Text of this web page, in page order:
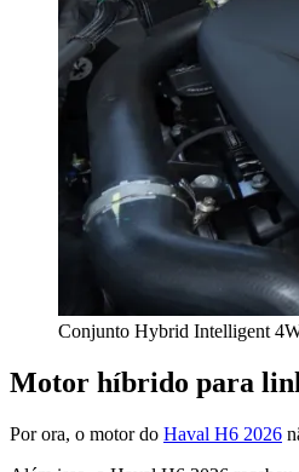
Conjunto Hybrid Intelligent
Motor híbrido para
Por ora, o motor do Haval H6 2026